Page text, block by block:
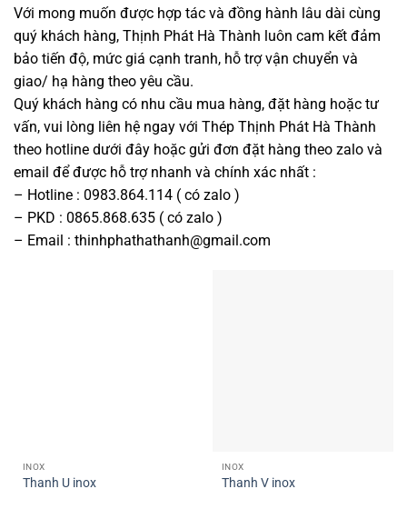
Với mong muốn được hợp tác và đồng hành lâu dài cùng
quý khách hàng, Thịnh Phát Hà Thành luôn cam kết đảm
bảo tiến độ, mức giá cạnh tranh, hỗ trợ vận chuyển và
giao/ hạ hàng theo yêu cầu.
Quý khách hàng có nhu cầu mua hàng, đặt hàng hoặc tư
vấn, vui lòng liên hệ ngay với Thép Thịnh Phát Hà Thành
theo hotline dưới đây hoặc gửi đơn đặt hàng theo zalo và
email để được hỗ trợ nhanh và chính xác nhất :
– Hotline : 0983.864.114 ( có zalo )
– PKD : 0865.868.635 ( có zalo )
– Email : thinhphathathanh@gmail.com
INOX
Thanh U inox
INOX
Thanh V inox